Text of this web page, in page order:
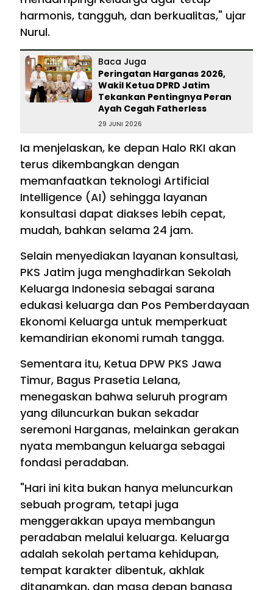
harmonis, tangguh, dan berkualitas," ujar
Nurul.
Baca Juga
Peringatan Harganas 2026,
Wakil Ketua DPRD Jatim
Tekankan Pentingnya Peran
Ayah Cegah Fatherless
29 JUNI 2026
Ia menjelaskan, ke depan Halo RKI akan
terus dikembangkan dengan
memanfaatkan teknologi Artificial
Intelligence (AI) sehingga layanan
konsultasi dapat diakses lebih cepat,
mudah, bahkan selama 24 jam.
Selain menyediakan layanan konsultasi,
PKS Jatim juga menghadirkan Sekolah
Keluarga Indonesia sebagai sarana
edukasi keluarga dan Pos Pemberdayaan
Ekonomi Keluarga untuk memperkuat
kemandirian ekonomi rumah tangga.
Sementara itu, Ketua DPW PKS Jawa
Timur, Bagus Prasetia Lelana,
menegaskan bahwa seluruh program
yang diluncurkan bukan sekadar
seremoni Harganas, melainkan gerakan
nyata membangun keluarga sebagai
fondasi peradaban.
"Hari ini kita bukan hanya meluncurkan
sebuah program, tetapi juga
menggerakkan upaya membangun
peradaban melalui keluarga. Keluarga
adalah sekolah pertama kehidupan,
tempat karakter dibentuk, akhlak
ditanamkan, dan masa depan bangsa